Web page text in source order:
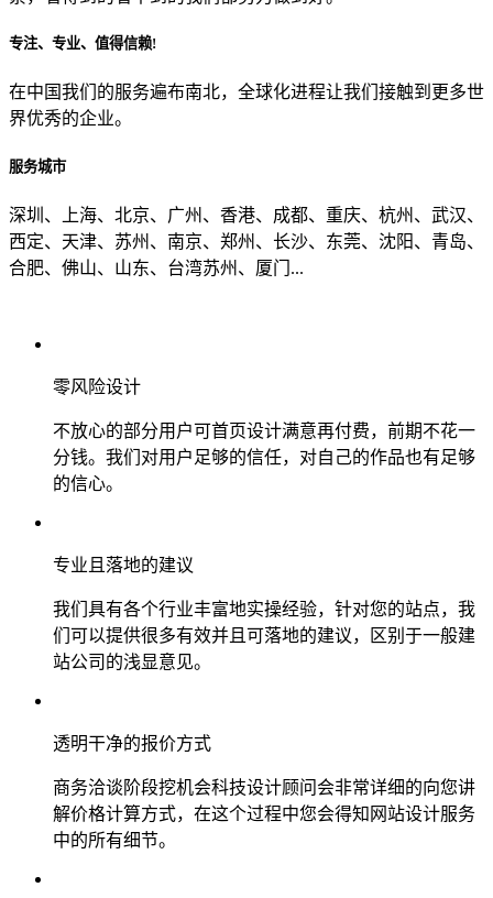
专注、专业、值得信赖!
在中国我们的服务遍布南北，全球化进程让我们接触到更多世
界优秀的企业。
服务城市
深圳、上海、北京、广州、香港、成都、重庆、杭州、武汉、
西定、天津、苏州、南京、郑州、长沙、东莞、沈阳、青岛、
合肥、佛山、山东、台湾苏州、厦门...
零风险设计
不放心的部分用户可首页设计满意再付费，前期不花一
分钱。我们对用户足够的信任，对自己的作品也有足够
的信心。
专业且落地的建议
我们具有各个行业丰富地实操经验，针对您的站点，我
们可以提供很多有效并且可落地的建议，区别于一般建
站公司的浅显意见。
透明干净的报价方式
商务洽谈阶段挖机会科技设计顾问会非常详细的向您讲
解价格计算方式，在这个过程中您会得知网站设计服务
中的所有细节。